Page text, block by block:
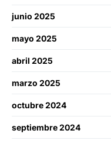
junio 2025
mayo 2025
abril 2025
marzo 2025
octubre 2024
septiembre 2024